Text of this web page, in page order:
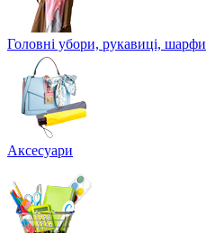
Головні убори, рукавиці, шарфи
Аксесуари